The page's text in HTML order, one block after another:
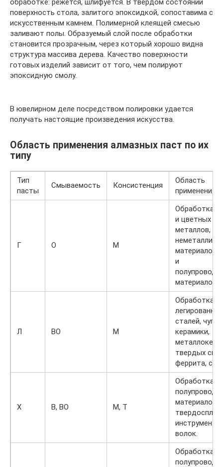
обработке: режется, шлифуется. В твердом состоянии
поверхность стола, залитого эпоксидкой, сопоставима с
искусственным камнем. Полимерной клеящей смесью
заливают полы. Образуемый слой после обработки
становится прозрачным, через который хорошо видна
структура массива дерева. Качество поверхности
готовых изделий зависит от того, чем полируют
эпоксидную смолу.
В ювелирном деле посредством полировки удается
получать настоящие произведения искусства.
Область применения алмазных паст по их
типу
Тип
пасты
Смываемость Консистенция
Область
применения
Г О М
Обработка
и цветных
металлов,
материалов,
и
материалов.
Л ВО М
Обработка
легированных
сталей,
керамики,
твердых
феррита,
Х В, ВО М, Т
Обработка
материалов,
инструмента,
волок.
Обработка